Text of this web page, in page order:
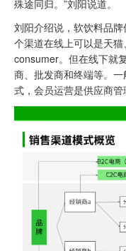
殊途同归。”刘阳说道。
刘阳介绍说，软饮料品
个渠道在线上可以是天
consumer。但在线下就
商、批发商和终端等。
式，会员运营是供应商管